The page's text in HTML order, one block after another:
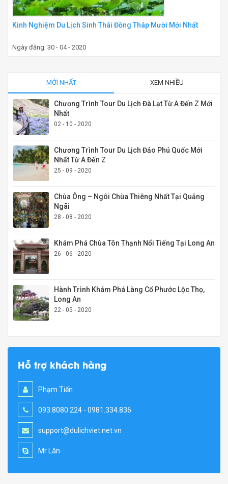
Kinh Nghiệm Du Lịch Sinh Thái Đồng Tháp Mười Mới Nhất
Ngày đăng: 30 - 04 - 2020
MỚI NHẤT XEM NHIỀU
Chương Trình Tour Du Lịch Đà Lạt Từ A Đến Z Mới
Nhất
02 - 10 - 2020
Chương Trình Tour Du Lịch Đảo Phú Quốc Mới
Nhất Từ A Đến Z
25 - 09 - 2020
Chùa Ông – Ngôi Chùa Thiêng Nhất Tại Quảng
Ngãi
28 - 08 - 2020
Khám Phá Chùa Tôn Thạnh Nổi Tiếng Tại Long An
26 - 06 - 2020
Hành Trình Khám Phá Làng Cổ Phước Lộc Thọ,
Long An
22 - 05 - 2020
Hỗ trợ khách hàng
Phạm Tiến
093.8080.224 - 0981.334.836
support@dulichviet.net.vn
Mr Lân